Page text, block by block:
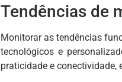
Tendências de
Monitorar as tendências
tecnológicos e
praticidade e